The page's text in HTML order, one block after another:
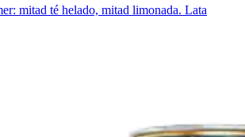
mitad té helado, mitad limonada. Lata